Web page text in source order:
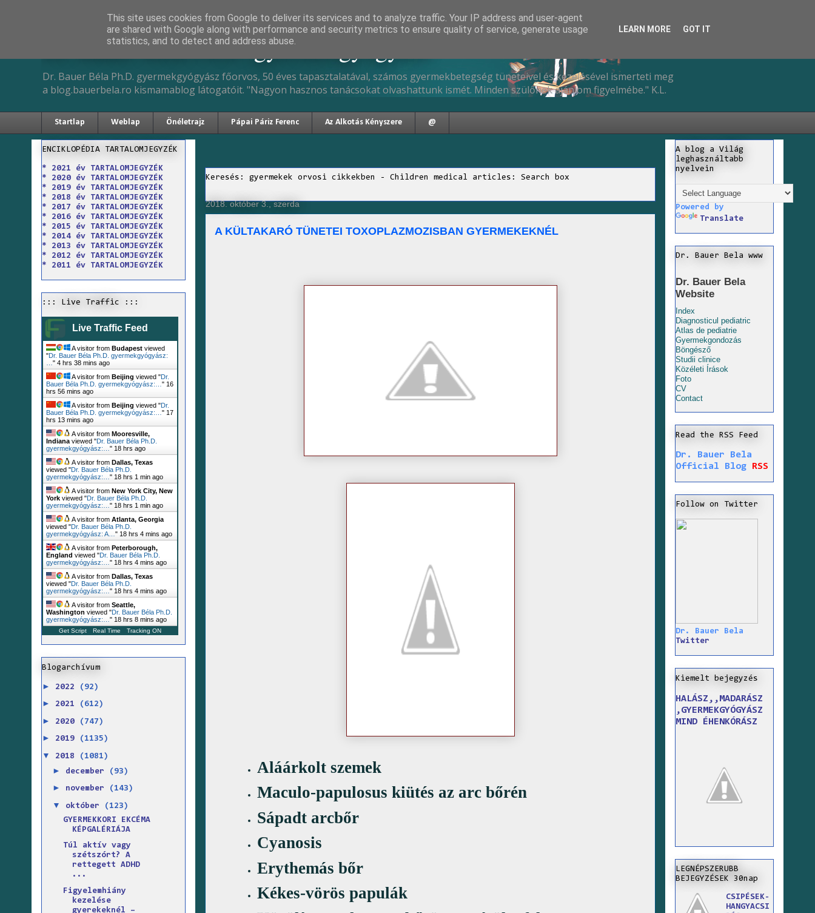
Dr. Bauer Béla Ph.D. gyermekgyógyász
Dr. Bauer Béla Ph.D. gyermekgyógyász főorvos, 50 éves tapasztalatával, számos gyermekbetegség tüneteivel és kezelésével ismerteti meg
a blog.bauerbela.ro kismamablog látogatóit. "Nagyon hasznos tanácsokat olvashattunk ismét. Minden szülőnek ajánlom figyelmébe." K.L.
Startlap Weblap Önéletrajz Pápai Páriz Ferenc Az Alkotás Kényszere @
Keresés: gyermekek orvosi cikkekben - Children medical articles: Search box
2018. október 3., szerda
A KÜLTAKARÓ TÜNETEI TOXOPLAZMOZISBAN GYERMEKEKNÉL
Aláárkolt szemek
Maculo-papulosus kiütés az arc bőrén
Sápadt arcbőr
Cyanosis
Erythemás bőr
Kékes-vörös papulák
ENCIKLOPÉDIA TARTALOMJEGYZÉK
* 2021 év TARTALOMJEGYZÉK
* 2020 év TARTALOMJEGYZÉK
* 2019 év TARTALOMJEGYZÉK
* 2018 év TARTALOMJEGYZÉK
* 2017 év TARTALOMJEGYZÉK
* 2016 év TARTALOMJEGYZÉK
* 2015 év TARTALOMJEGYZÉK
* 2014 év TARTALOMJEGYZÉK
* 2013 év TARTALOMJEGYZÉK
* 2012 év TARTALOMJEGYZÉK
* 2011 év TARTALOMJEGYZÉK
::: Live Traffic :::
Live Traffic Feed
A visitor from Budapest viewed
"Dr. Bauer Béla Ph.D. gyermekgyógyász:
" 4 hrs 38 mins ago
A visitor from Beijing viewed "Dr.
Bauer Béla Ph.D. gyermekgyógyász:… " 16
hrs 56 mins ago
A visitor from Beijing viewed "Dr.
Bauer Béla Ph.D. gyermekgyógyász:… " 17
hrs 13 mins ago
A visitor from Mooresville,
Indiana viewed "Dr. Bauer Béla Ph.D.
gyermekgyógyász:… " 18 hrs ago
A visitor from Dallas, Texas
viewed "Dr. Bauer Béla Ph.D.
gyermekgyógyász:… " 18 hrs 1 min ago
A visitor from New York City, New
York viewed "Dr. Bauer Béla Ph.D.
gyermekgyógyász:… " 18 hrs 1 min ago
A visitor from Atlanta, Georgia
viewed "Dr. Bauer Béla Ph.D.
gyermekgyógyász: A… " 18 hrs 4 mins ago
A visitor from Peterborough,
England viewed "Dr. Bauer Béla Ph.D.
gyermekgyógyász:… " 18 hrs 4 mins ago
A visitor from Dallas, Texas
viewed "Dr. Bauer Béla Ph.D.
gyermekgyógyász:… " 18 hrs 4 mins ago
A visitor from Seattle,
Washington viewed "Dr. Bauer Béla Ph.D.
gyermekgyógyász:… " 18 hrs 8 mins ago
Get Script Real Time Tracking ON
Blogarchívum
► 2022 (92)
► 2021 (612)
► 2020 (747)
► 2019 (1135)
▼ 2018 (1081)
► december (93)
► november (143)
▼ október
(123)
GYERMEKKORI EKCÉMA
KÉPGALÉRIÁJA
Túl aktív vagy
szétszórt? A
rettegett ADHD
...
Figyelemhiány
kezelése
gyerekeknél –
A blog a Világ
leghasználtabb
nyelvein
Powered by
Translate
Dr. Bauer Bela www
Dr. Bauer Bela
Website
Index
Diagnosticul pediatric
Atlas de pediatrie
Gyermekgondozás
Böngésző
Studii clinice
Közéleti Írások
Foto
CV
Contact
Read the RSS Feed
Dr. Bauer Bela
Official Blog
RSS
Follow on Twitter
Dr. Bauer Bela
Twitter
Kiemelt bejegyzés
HALÁSZ,,MADARÁSZ
,GYERMEKGYÓGYÁSZ
MIND ÉHENKÓRÁSZ
LEGNÉPSZERUBB
BEJEGYZÉSEK 30nap
CSIPÉSEK-
HANGYACSI
This site uses cookies from Google to deliver its services and to analyze traffic. Your IP address and user-agent
are shared with Google along with performance and security metrics to ensure quality of service, generate usage
statistics, and to detect and address abuse.
LEARN MORE GOT IT